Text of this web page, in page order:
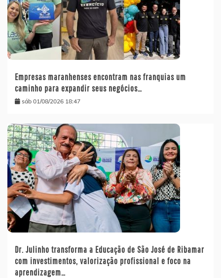
Empresas maranhenses encontram nas franquias um
caminho para expandir seus negócios…
sáb 01/08/2026 18:47
Dr. Julinho transforma a Educação de São José de Ribamar
com investimentos, valorização profissional e foco na
aprendizagem…